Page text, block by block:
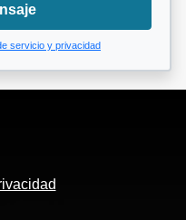
servicio y privacidad